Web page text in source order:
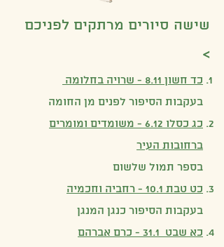
שישה סיורים מרתקים לפניכם
>
כד חשון 8.11 - שרויה בחלומה
בעקבות הסיפור לפנים מן החומה
כג כסלו 6.12 - משומדים ומומרים
ברחובות העיר
בספר תמול שלשום
כט טבת 10.1 - רחביה וחכמיה
בעקבות הסיפור כנגן המנגן
כא שבט 31.1 - כרם אברהם